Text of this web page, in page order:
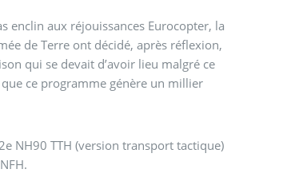
site de Marignane est en deuil (1) et malgré que le cœur ne soit pas enclin aux réjouissances Eurocopter, la
de Terre ont décidé, après réflexion,
qui se devait d’avoir lieu malgré ce
ce programme génère un millier
NH90 TTH (version transport tactique)